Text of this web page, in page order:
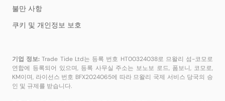
불만 사항
쿠키 및 개인정보 보호
기업 정보: Trade Tide Ltd는 등록 번호 HT00324038로 므왈리 섬-코모로
연합에 등록되어 있으며, 등록 사무실 주소는 보노보 로드, 폼보니, 코모로,
KM이며, 라이선스 번호 BFX2024065에 따라 므왈리 국제 서비스 당국의 승
인 및 규제를 받습니다.